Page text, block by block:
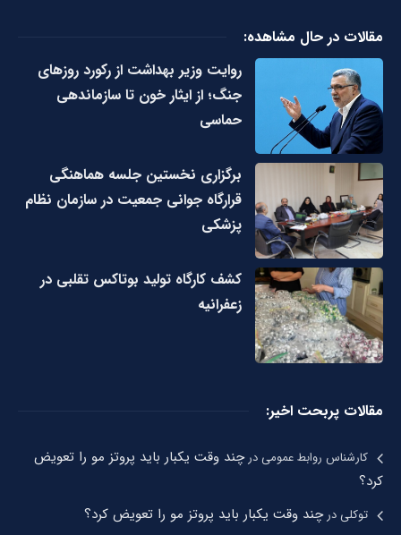
مقالات در حال مشاهده:
روایت وزیر بهداشت از رکورد روزهای
جنگ؛ از ایثار خون تا سازماندهی
حماسی
برگزاری نخستین جلسه هماهنگی
قرارگاه جوانی جمعیت در سازمان نظام
پزشکی
کشف کارگاه تولید بوتاکس تقلبی در
زعفرانیه
مقالات پربحت اخیر:
کارشناس روابط عمومیدرچند وقت یکبار باید پروتز مو را تعویض
کرد؟
توکلیدرچند وقت یکبار باید پروتز مو را تعویض کرد؟